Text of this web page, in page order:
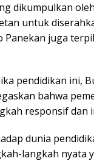
dikumpulkan
untuk
Panekan juga
pendidikan ini,
bahwa
responsif dan
dunia
langkah nyata